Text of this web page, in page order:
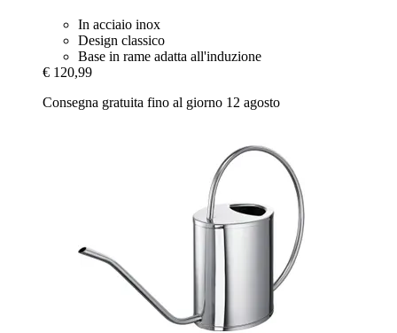
In acciaio inox
Design classico
Base in rame adatta all'induzione
€ 120,99
Consegna gratuita fino al giorno 12 agosto